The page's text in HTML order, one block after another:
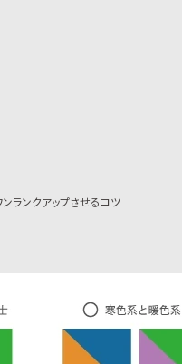
ランクアップさせるコツ